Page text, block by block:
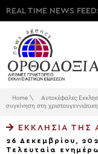
REAL TIME NEWS FEED:
Home \ Αυτοκέφαλες
συγκίνηση στη
ΕΚΚΛΗΣΊΑ ΤΗΣ
26 Δεκεμβρίου,
Τελευταία